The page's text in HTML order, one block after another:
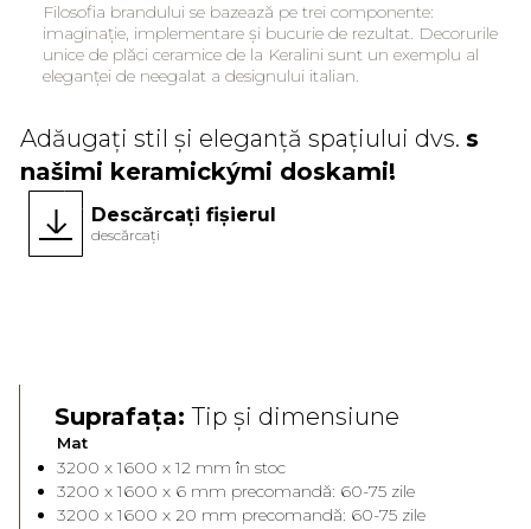
Filosofia brandului se bazează pe trei componente:
imaginație, implementare și bucurie de rezultat. Decorurile
unice de plăci ceramice de la Keralini sunt un exemplu al
eleganței de neegalat a designului italian.
Adăugați stil și eleganță spațiului dvs. s
našimi keramickými doskami!
Descărcați fișierul
descărcați
Suprafața:Tip și dimensiune
Mat
3200 x 1600 x 12 mm în stoc
3200 x 1600 x 6 mm precomandă: 60-75 zile
3200 x 1600 x 20 mm precomandă: 60-75 zile